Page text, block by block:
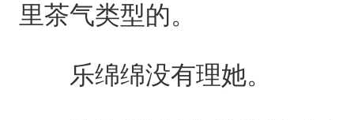
里茶气类型的。
乐绵绵没有理她。